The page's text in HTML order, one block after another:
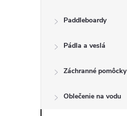
n
Paddleboardy
Pádla a veslá
Záchranné pomôcky
Oblečenie na vodu